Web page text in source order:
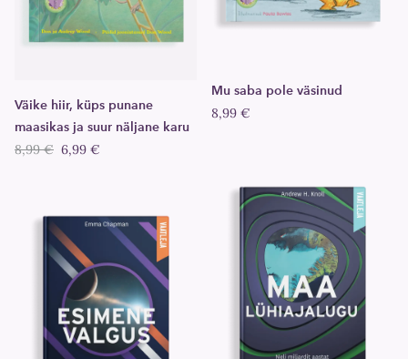
Mu saba pole väsinud
8,99 €
Väike hiir, küps punane
maasikas ja suur näljane karu
8,99 € 6,99 €